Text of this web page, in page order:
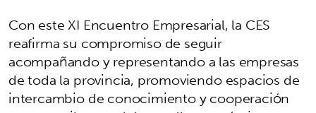
Con este XI Encuentro Empresarial, la CES
reafirma su compromiso de seguir
acompañando y representando a las empresas
de toda la provincia, promoviendo espacios de
intercambio de conocimiento y cooperación